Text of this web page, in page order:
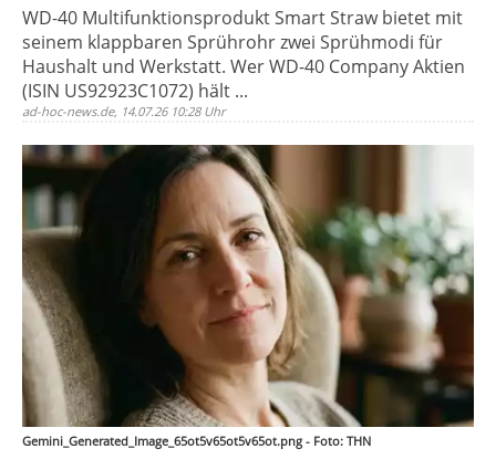
WD-40 Multifunktionsprodukt Smart Straw bietet mit
seinem klappbaren Sprührohr zwei Sprühmodi für
Haushalt und Werkstatt. Wer WD-40 Company Aktien
(ISIN US92923C1072) hält ...
ad-hoc-news.de, 14.07.26 10:28 Uhr
Gemini_Generated_Image_65ot5v65ot5v65ot.png - Foto: THN